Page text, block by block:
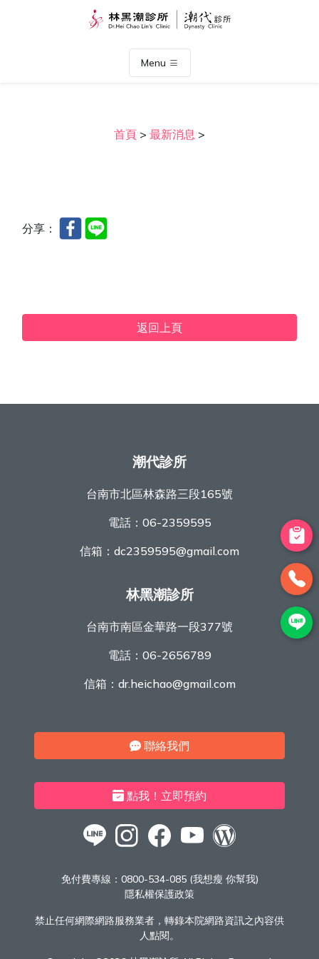
Menu
首頁 > 最新消息 >
分享：
返回上頁
潮代診所
台南市北區林森路三段165號
電話： 06-2359595
信箱： dc2359595@gmail.com
林黑潮診所
台南市南區金華路一段377號
電話： 06-2656789
信箱： dr.heichao@gmail.com
聯絡我們
點我！立即預約
免付費專線： 0800-534-085 (我想瘦 你幫我)
隱私權保護政策
禁止任何網際網路服務業者，轉錄本院網路資訊之內容供
人點閱。